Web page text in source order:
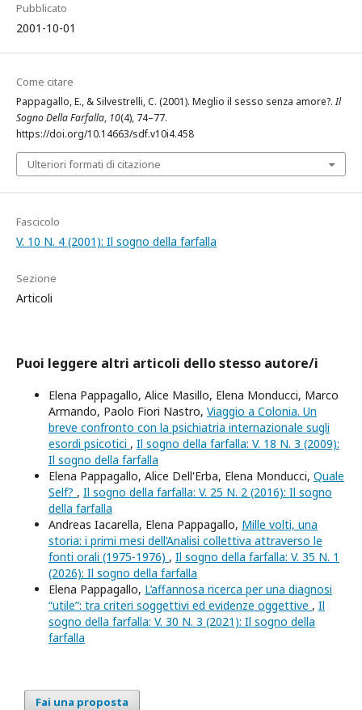
Pubblicato
2001-10-01
Come citare
Pappagallo, E., & Silvestrelli, C. (2001). Meglio il sesso senza amore?.Il
Sogno Della Farfalla, 10(4), 74–77.
https://doi.org/10.14663/sdf.v10i4.458
Ulteriori formati di citazione
Fascicolo
V. 10 N. 4 (2001): Il sogno della farfalla
Sezione
Articoli
Puoi leggere altri articoli dello stesso autore/i
Elena Pappagallo, Alice Masillo, Elena Monducci, Marco
Armando, Paolo Fiori Nastro, Viaggio a Colonia. Un
breve confronto con la psichiatria internazionale sugli
esordi psicotici , Il sogno della farfalla: V. 18 N. 3 (2009):
Il sogno della farfalla
Elena Pappagallo, Alice Dell'Erba, Elena Monducci, Quale
Self? , Il sogno della farfalla: V. 25 N. 2 (2016): Il sogno
della farfalla
Andreas Iacarella, Elena Pappagallo, Mille volti, una
storia: i primi mesi dell’Analisi collettiva attraverso le
fonti orali (1975-1976) , Il sogno della farfalla: V. 35 N. 1
(2026): Il sogno della farfalla
Elena Pappagallo, L’affannosa ricerca per una diagnosi
“utile”: tra criteri soggettivi ed evidenze oggettive , Il
sogno della farfalla: V. 30 N. 3 (2021): Il sogno della
farfalla
Fai una proposta